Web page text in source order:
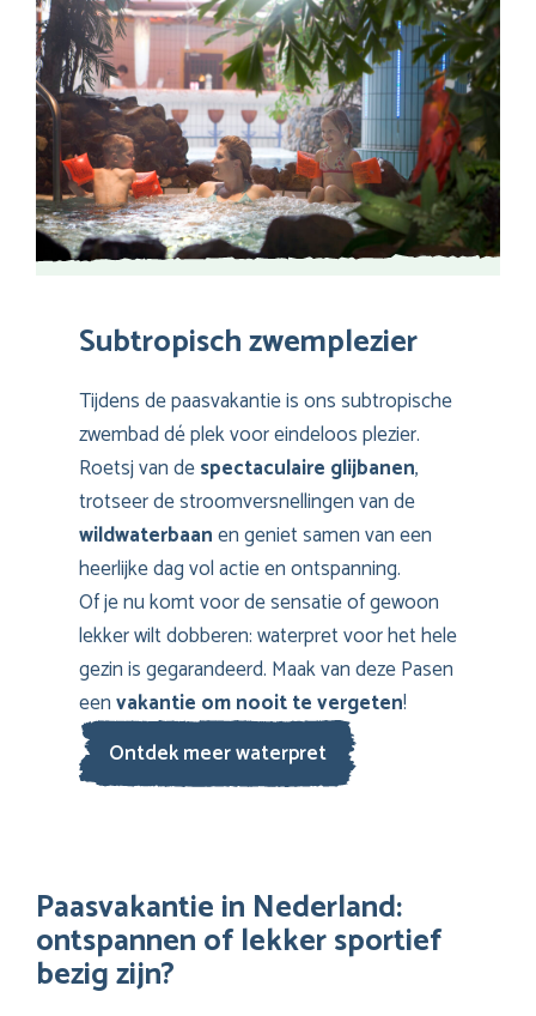
Subtropisch zwemplezier
Tijdens de paasvakantie is ons subtropische
zwembad dé plek voor eindeloos plezier.
Roetsj van despectaculaire glijbanen,
trotseer de stroomversnellingen van de
wildwaterbaanen geniet samen van een
heerlijke dag vol actie en ontspanning.
Of je nu komt voor de sensatie of gewoon
lekker wilt dobberen: waterpret voor het hele
gezin is gegarandeerd. Maak van deze Pasen
eenvakantie om nooit te vergeten!
Ontdek meer waterpret
Paasvakantie in Nederland:
ontspannen of lekker sportief
bezig zijn?